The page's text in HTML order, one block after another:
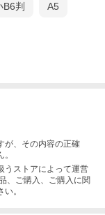
B6判 A5
が、その内容の正確
うストアによって運営
、ご購入 、ご購入に関
。